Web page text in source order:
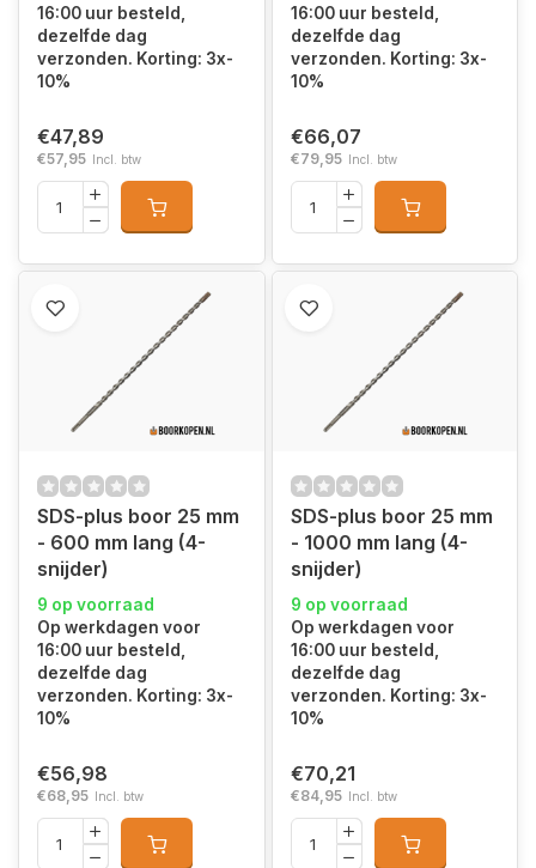
16:00 uur besteld,
dezelfde dag
verzonden. Korting: 3x-
10%
€47,89
€57,95 Incl. btw
16:00 uur besteld,
dezelfde dag
verzonden. Korting: 3x-
10%
€66,07
€79,95 Incl. btw
SDS-plus boor 25 mm
- 600 mm lang (4-
snijder)
9 op voorraad
Op werkdagen voor
16:00 uur besteld,
dezelfde dag
verzonden. Korting: 3x-
10%
€56,98
€68,95 Incl. btw
SDS-plus boor 25 mm
- 1000 mm lang (4-
snijder)
9 op voorraad
Op werkdagen voor
16:00 uur besteld,
dezelfde dag
verzonden. Korting: 3x-
10%
€70,21
€84,95 Incl. btw